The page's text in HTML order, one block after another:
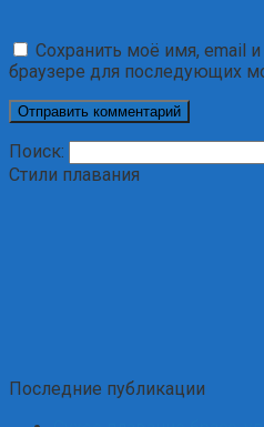
Сохранить моё имя, email и
браузере для последующих
Поиск:
Стили плавания
Последние публикации